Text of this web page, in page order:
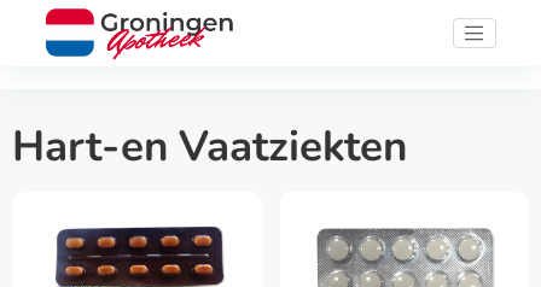
Hart-en Vaatziekten